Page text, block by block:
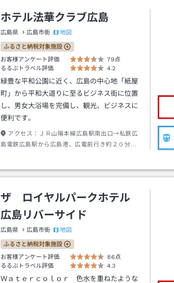
ホテル法華クラブ広島
広島県 広島市街 地図
ふるさと納税対象施設
お客様アンケート評価
79点
るるぶトラベル評価
4.2
緑豊な平和公園に近く、広島の中心地「紙屋
町」から平和大道りに至るビジネス街に位置
し、男女大浴場を完備し、観光、ビジネスに
便利です。
アクセス：
ＪＲ山陽本線広島駅南出口→私鉄広
島電鉄広島駅から広島港、広電前行き約２０分袋
ザ ロイヤルパークホテル
広島リバーサイド
広島県 広島市街 地図
ふるさと納税対象施設
お客様アンケート評価
86点
るるぶトラベル評価
4.3
Ｗａｔｅｒｃｏｌｏｒ 色水を重ねたような